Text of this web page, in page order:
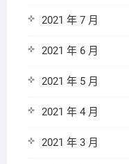
2021 年 7 月
2021 年 6 月
2021 年 5 月
2021 年 4 月
2021 年 3 月